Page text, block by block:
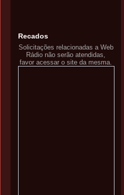
Recados
Solicitações relacionadas a Web
Rádio não serão atendidas,
favor acessar o site da mesma.